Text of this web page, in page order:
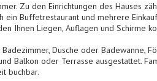
Zu den Einrichtungen des Hauses
ein Buffetrestaurant und mehrere
Ihnen Liegen, Auflagen und Schirme
Dusche oder Badewanne,
Balkon oder Terrasse ausgestattet.
buchbar.